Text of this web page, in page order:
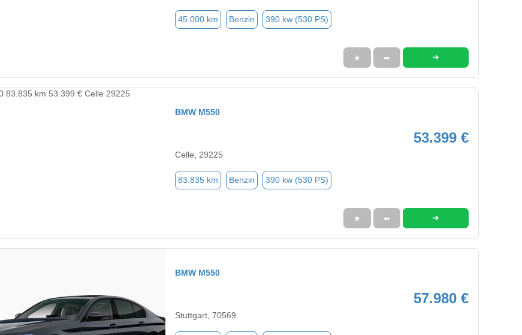
45.000 km Benzin 390 kw (530 PS)
★ ➦ ➜
BMW M550
53.399 €
Celle, 29225
83.835 km Benzin 390 kw (530 PS)
★ ➦ ➜
BMW M550
57.980 €
Stuttgart, 70569